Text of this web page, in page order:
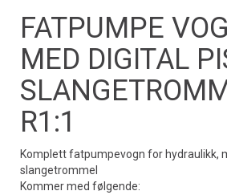
FATPUMPE
MED DIGITAL
R1:1
Komplett fatpumpevogn for hydraulikk,
slangetrommel
Kommer med følgende: